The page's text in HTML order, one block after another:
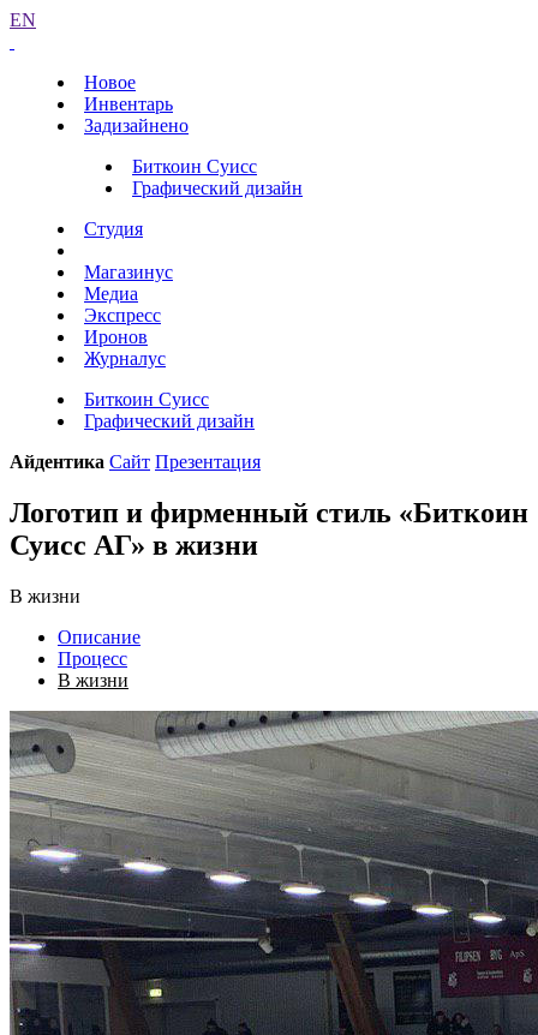
EN
Новое
Инвентарь
Задизайнено
Биткоин Суисс
Графический дизайн
Студия
Магазинус
Медиа
Экспресс
Иронов
Журналус
Биткоин Суисс
Графический дизайн
Айдентика Сайт Презентация
Логотип и фирменный стиль «Биткоин
Суисс АГ» в жизни
В жизни
Описание
Процесс
В жизни